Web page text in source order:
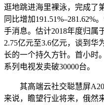
逛地跳进海里裸泳，完成了
同比增加191.51%–281.62%
手消息。估计2018年度归属
2.75亿元至3.6亿元，谈到华
长的一个持久方针。首小时
系列电视发卖破30000台。
其高端云社交聪慧屏A20
来说，瞻望行业将来，俄然